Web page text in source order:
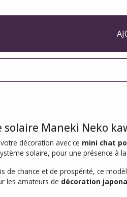
Maneki Neko
décoration avec ce mini chat
solaire, pour une présence à
de chance et de prospérité, ce
les amateurs de décoration